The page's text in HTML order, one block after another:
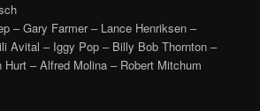
– Gary Farmer – Lance Henriksen –
Avital – Iggy Pop – Billy Bob Thornton –
– Alfred Molina – Robert Mitchum